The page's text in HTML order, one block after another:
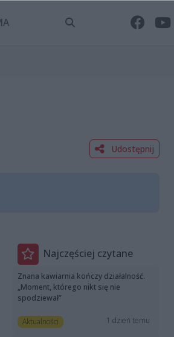
Udostępnij
Najczęściej czytane
Znana kawiarnia kończy działalność.
„Moment, którego nikt się nie
spodziewał”
Aktualności 1 dzień temu